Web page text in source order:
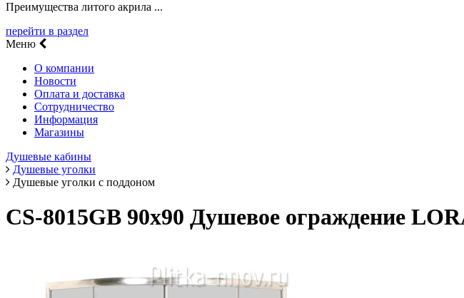
Преимущества литого акрила ...
перейти в раздел
Меню
О компании
Новости
Оплата и доставка
Сотрудничество
Информация
Магазины
Душевые кабины
Душевые уголки
Душевые уголки с поддоном
CS-8015GB 90х90 Душевое ограждение